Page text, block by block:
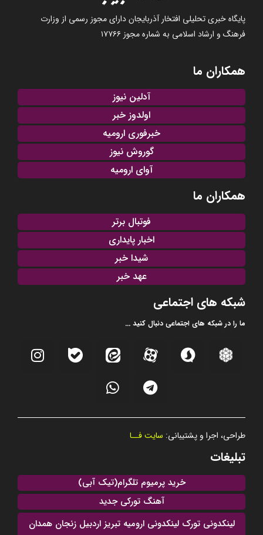
پایگاه خبری تحلیلی افتخار آذربایجان دارای مجوز رسمی از وزارت
فرهنگ و ارشاد اسلامی به شماره مجوز ۱۷۷۶۶
همکاران ما
آدلین نیوز
اولدوز خبر
خبرفوری ارومیه
گوروش نیوز
آوای ارومیه
همکاران ما
فوتبال برتر
اخبار پایداری
شیدا خبر
عهد خبر
شبکه های اجتماعی
ما را در شبکه های اجتماعی دنبال کنید ...
طراحی، اجرا و پشتیبانی: سایت فــا
تبلیغات
خرید پرمیوم تلگرام(تیک آبی)
آهنگ تورکی جدید
لینکدونی تورک لینکدونی ارومیه تبریز اردبیل زنجان همدان